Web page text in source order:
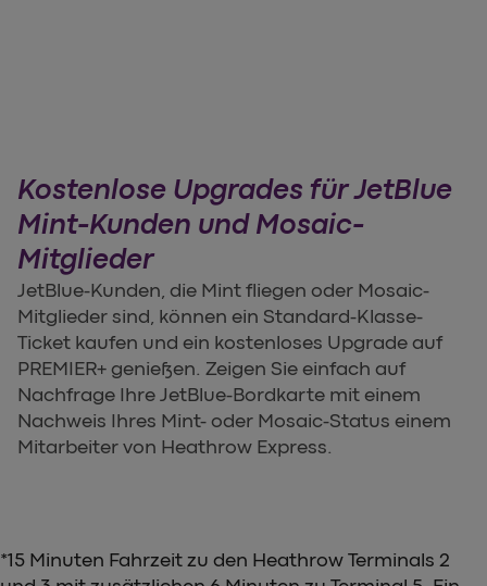
Kostenlose Upgrades für JetBlue
Mint-Kunden und Mosaic-
Mitglieder
JetBlue-Kunden, die Mint fliegen oder Mosaic-
Mitglieder sind, können ein Standard-Klasse-
Ticket kaufen und ein kostenloses Upgrade auf
PREMIER+ genießen. Zeigen Sie einfach auf
Nachfrage Ihre JetBlue-Bordkarte mit einem
Nachweis Ihres Mint- oder Mosaic-Status einem
Mitarbeiter von Heathrow Express.
*15 Minuten Fahrzeit zu den Heathrow Terminals 2